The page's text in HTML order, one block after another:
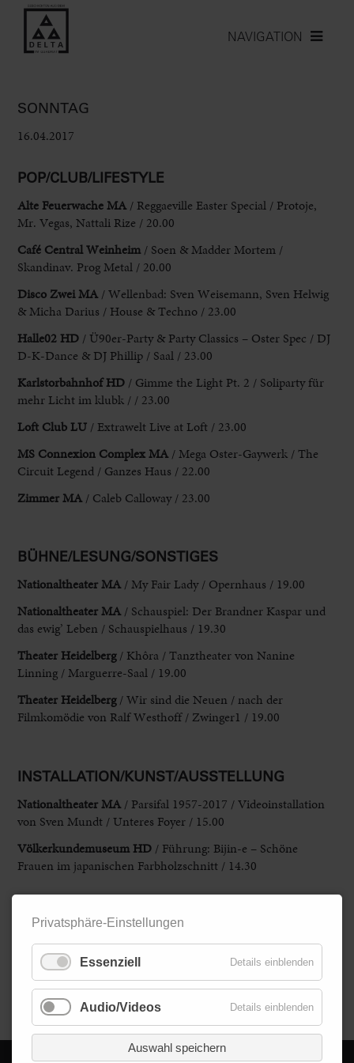
NAVIGATION
SONNTAG
16.04.2017
POP/CLUB/LIFESTYLE
Alte Feuerwache MA / Reggaeville Easter Special / Protoje,
Mr. Vegas, Nattali Rize / 20.00
Café Central Weinheim / Soen & Madder Mortem /
Skandinav. Prog Metal / 20.00
Disco Zwei MA / Wellenbad: Sven Weisemann, Sven Helwig
& Micha Darius / House & Techno / 23.00
Halle02 HD / Ü90er-Party & Party Classics – Oster Spec / DJ
D-K-Dance & DJ Phillip / Saal / 23.00
Karlstorbahnhof HD / Gimme the Light Pt. 2 / Soliparty für
mehr Licht im klubk / / 23.00
Loft Club LU / Extrawelt Live at Loft / 23.00
MS Connexion Complex MA / Mega Oster-Gaywerk / The
Circuit Legend / Ganzes Haus / 22.00
Zimmer MA / Caleb Calloway / 23.00
BÜHNE/LESUNG/SONSTIGES
Nationaltheater MA / My Fair Lady / Opernhaus / 19.00
Nationaltheater MA / Schauspiel: Der Brandner Kaspar und
das ewig’ Leben / Schauspielhaus / 19.30
Theater Heidelberg/ Khôra / Tanztheater von Nanine
Linning / Marguerre-Saal / 19.00
Theater Heidelberg/ Wir sind die Neuen / nach der
Filmkomödie von Ralf Westhoff / Zwinger1 / 19.00
INSTALLATION/KUNST/AUSSTELLUNG
Nationaltheater MA / Parsifal 1957-2017 / Videoinstallation
von Sven Mundt / Unteres Foyer / 15.00
Völkerkundemuseum HD / Führung: Bijin-e – Schöne
Frauen im japanischen Farbholzschnitt / 14.30
KINDER/FAMILIE/SPASS
Puppentheater Plappermaul HD
16.00
Zurück
Privatsphäre-Einstellungen
Essenziell Details einblenden
Audio/Videos Details einblenden
Auswahl speichern